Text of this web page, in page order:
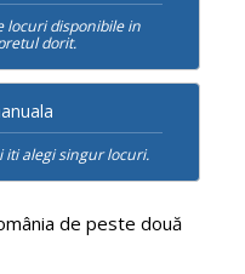
locuri disponibile in
dorit.
iti alegi singur locuri.
de peste două